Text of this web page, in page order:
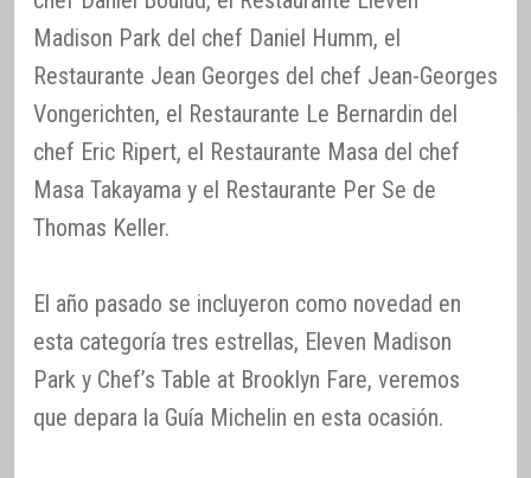
Madison Park del chef Daniel Humm, el
Restaurante Jean Georges del chef Jean-Georges
Vongerichten, el Restaurante Le Bernardin del
chef Eric Ripert, el Restaurante Masa del chef
Masa Takayama y el Restaurante Per Se de
Thomas Keller.
El año pasado se incluyeron como novedad en
esta categoría tres estrellas, Eleven Madison
Park y Chef’s Table at Brooklyn Fare, veremos
que depara la Guía Michelin en esta ocasión.